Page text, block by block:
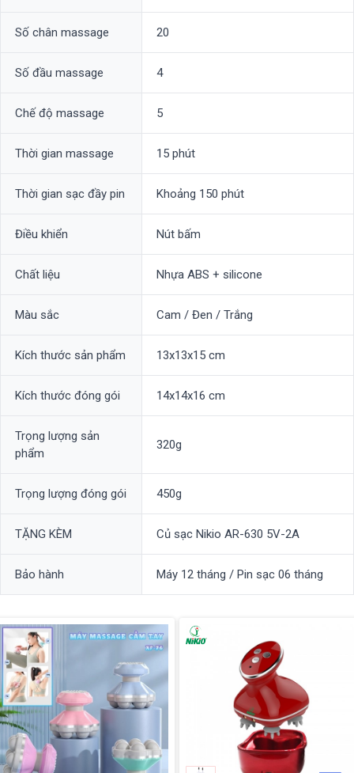
Số chân massage 20
Số đầu massage 4
Chế độ massage 5
Thời gian massage 15 phút
Thời gian sạc đầy pin Khoảng 150 phút
Điều khiển Nút bấm
Chất liệu Nhựa ABS + silicone
Màu sắc Cam / Đen / Trắng
Kích thước sản phẩm 13x13x15 cm
Kích thước đóng gói 14x14x16 cm
Trọng lượng sản
phẩm
320g
Trọng lượng đóng gói 450g
TẶNG KÈM Củ sạc Nikio AR-630 5V-2A
Bảo hành Máy 12 tháng / Pin sạc 06 tháng